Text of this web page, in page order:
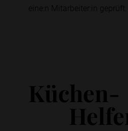
eine:n Mitarbeiter:in geprüft.
Küchen-